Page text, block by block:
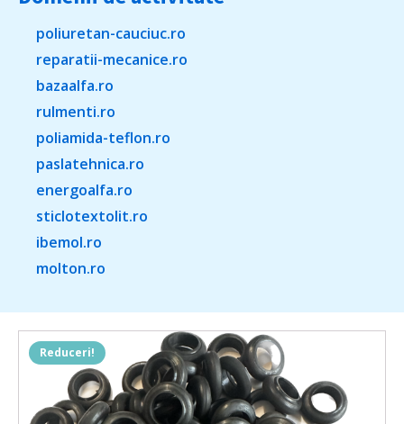
poliuretan-cauciuc.ro
reparatii-mecanice.ro
bazaalfa.ro
rulmenti.ro
poliamida-teflon.ro
paslatehnica.ro
energoalfa.ro
sticlotextolit.ro
ibemol.ro
molton.ro
Reduceri!